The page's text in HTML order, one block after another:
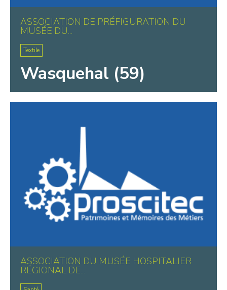
ASSOCIATION DE PRÉFIGURATION DU
MUSÉE DU...
Textile
Wasquehal (59)
ASSOCIATION DU MUSÉE HOSPITALIER
RÉGIONAL DE...